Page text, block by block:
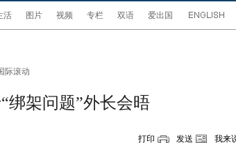
活 图片 视频 专栏 双语 爱出国
际滚动
绑架问题”外长会晤
打印 发送 我来